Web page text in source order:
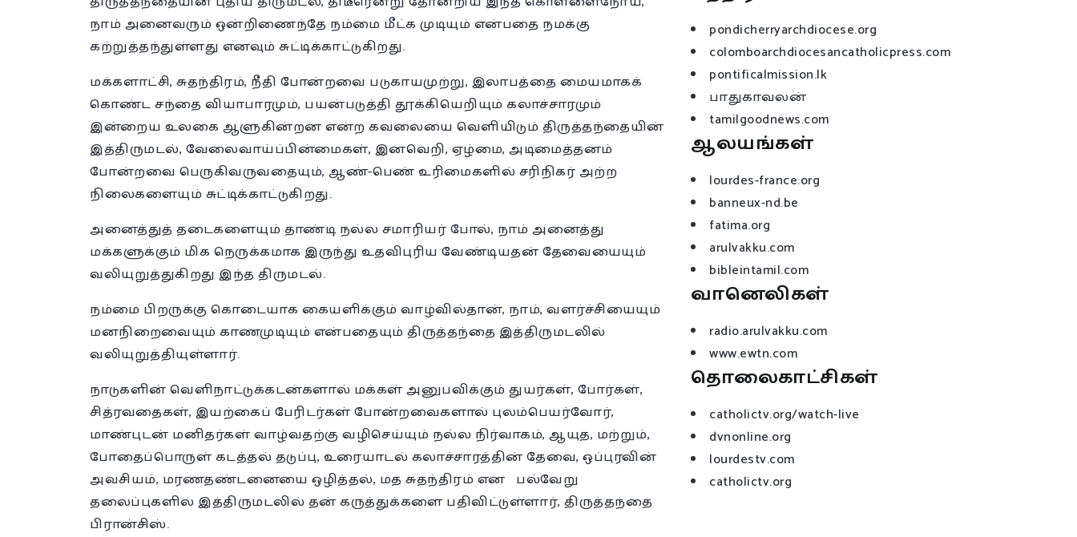
நாம் அனைவரும் ஒன்றிணைந்தே நம்மை மீட்க முடியும் என்பதை நமக்கு
கற்றுத்தந்துள்ளது எனவும் சுட்டிக்காட்டுகிறது.
மக்களாட்சி, சுதந்திரம், நீதி போன்றவை படுகாயமுற்று, இலாபத்தை மையமாகக்
கொண்ட சந்தை வியாபாரமும், பயன்படுத்தி தூக்கியெறியும் கலாச்சாரமும்
இன்றைய உலகை ஆளுகின்றன என்ற கவலையை வெளியிடும் திருத்தந்தையின்
இத்திருமடல், வேலைவாய்ப்பின்மைகள், இனவெறி, ஏழ்மை, அடிமைத்தனம்
போன்றவை பெருகிவருவதையும், ஆண்-பெண் உரிமைகளில் சரிநிகர் அற்ற
நிலைகளையும் சுட்டிக்காட்டுகிறது.
அனைத்துத் தடைகளையும் தாண்டி நல்ல சமாரியர் போல், நாம் அனைத்து
மக்களுக்கும் மிக நெருக்கமாக இருந்து உதவிபுரிய வேண்டியதன் தேவையையும்
வலியுறுத்துகிறது இந்த திருமடல்.
நம்மை பிறருக்கு கொடையாக கையளிக்கும் வாழ்வில்தான், நாம், வளர்ச்சியையும்
மனநிறைவையும் காணமுடியும் என்பதையும் திருத்தந்தை இத்திருமடலில்
வலியுறுத்தியுள்ளார்.
நாடுகளின் வெளிநாட்டுக்கடன்களால் மக்கள் அனுபவிக்கும் துயர்கள், போர்கள்,
சித்ரவதைகள், இயற்கைப் பேரிடர்கள் போன்றவைகளால் புலம்பெயர்வோர்,
மாண்புடன் மனிதர்கள் வாழ்வதற்கு வழிசெய்யும் நல்ல நிர்வாகம், ஆயுத, மற்றும்,
போதைப்பொருள் கடத்தல் தடுப்பு, உரையாடல் கலாச்சாரத்தின் தேவை, ஒப்புரவின்
அவசியம், மரணதண்டனையை ஒழித்தல், மத சுதந்திரம் என பல்வேறு
தலைப்புகளில் இத்திருமடலில் தன் கருத்துக்களை பதிவிட்டுள்ளார், திருத்தந்தை
பிரான்சிஸ்.
pondicherryarchdiocese.org
colomboarchdiocesancatholicpress.com
pontificalmission.lk
பாதுகாவலன்
tamilgoodnews.com
ஆலயங்கள்
lourdes-france.org
banneux-nd.be
fatima.org
arulvakku.com
bibleintamil.com
வானெலிகள்
radio.arulvakku.com
www.ewtn.com
தொலைகாட்சிகள்
catholictv.org/watch-live
dvnonline.org
lourdestv.com
catholictv.org